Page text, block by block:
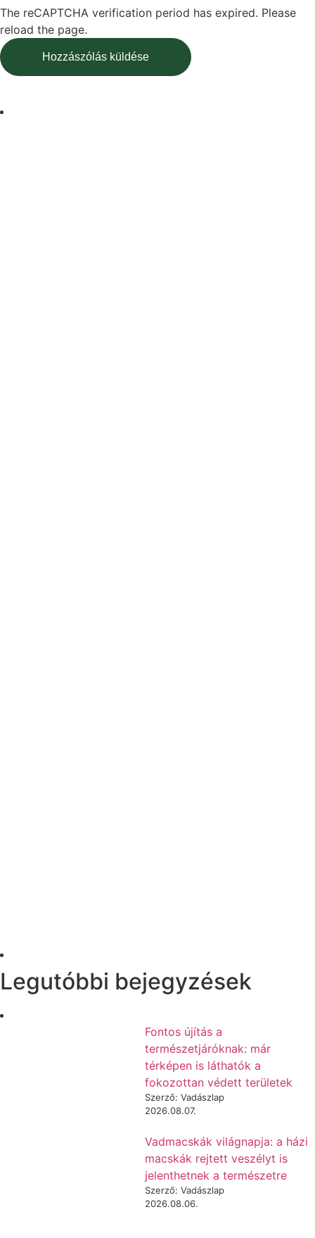
The reCAPTCHA verification period has expired. Please
reload the page.
Legutóbbi bejegyzések
Fontos újítás a
természetjáróknak: már
térképen is láthatók a
fokozottan védett területek
Szerző: Vadászlap
2026.08.07.
Vadmacskák világnapja: a házi
macskák rejtett veszélyt is
jelenthetnek a természetre
Szerző: Vadászlap
2026.08.06.